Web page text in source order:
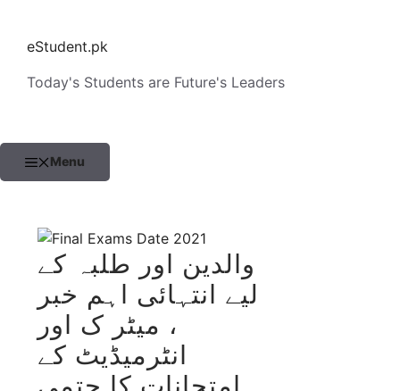
contenteStudent.pk
Today's Students are Future's Leaders
Menu
والدین اور طلبہ کے
لیے انتہائی اہم خبر
، میٹر ک اور
انٹرمیڈیٹ کے